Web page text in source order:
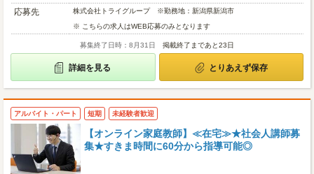
応募先
株式会社トライグループ ※勤務地：新潟県新潟市
※ こちらの求人はWEB応募のみとなります
募集終了日時：8月31日 掲載終了まであと23日
詳細を見る とりあえず保存
アルバイト・パート 短期 未経験者歓迎
【オンライン家庭教師】≪在宅≫★社会人講師募
集★すきま時間に60分から指導可能◎